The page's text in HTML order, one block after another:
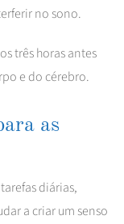
no sono.
três horas antes
e do cérebro.
as
diárias,
a criar um senso